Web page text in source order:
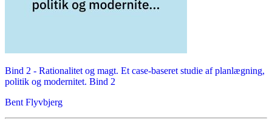
Bind 2 - Rationalitet og magt. Et case-baseret studie af planlægning,
politik og modernitet. Bind 2
Bent Flyvbjerg